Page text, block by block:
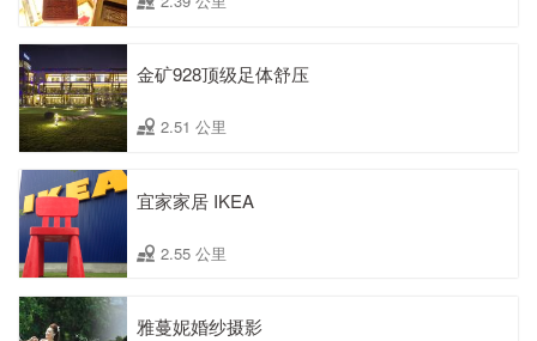
金矿928顶级足体舒压
2.51 公里
宜家家居 IKEA
2.55 公里
雅蔓妮婚纱摄影